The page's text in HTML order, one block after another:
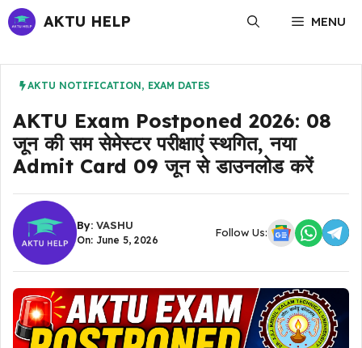
Skip
to
AKTU HELP MENU
AKTU NOTIFICATION, EXAM DATES
AKTU Exam Postponed 2026: 08
जून की सम सेमेस्टर परीक्षाएं स्थगित, नया
Admit Card 09 जून से डाउनलोड करें
By: VASHU
On: June 5, 2026
Follow Us: